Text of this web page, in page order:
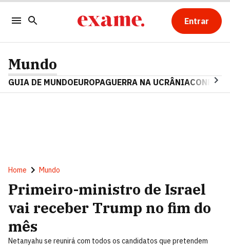
Entrar
Mundo
GUIA DE MUNDOEUROPAGUERRA NA UCRÂNIA
Home Mundo
Primeiro-ministro de Israel
vai receber Trump no fim do
mês
Netanyahu se reunirá com todos os candidatos que pretendem